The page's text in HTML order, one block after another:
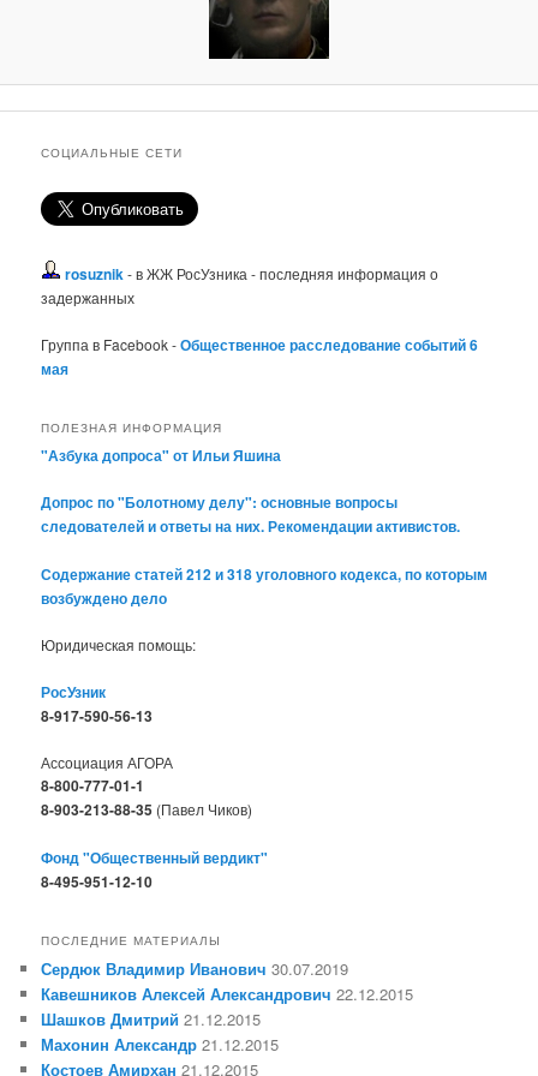
СОЦИАЛЬНЫЕ СЕТИ
rosuznik- в ЖЖ РосУзника - последняя информация о
задержанных
Группа в Facebook -Общественное расследование событий 6
мая
ПОЛЕЗНАЯ ИНФОРМАЦИЯ
"Азбука допроса" от Ильи Яшина
Допрос по "Болотному делу": основные вопросы
следователей и ответы на них. Рекомендации активистов.
Содержание статей 212 и 318 уголовного кодекса, по которым
возбуждено дело
Юридическая помощь:
РосУзник
8-917-590-56-13
Ассоциация АГОРА
8-800-777-01-1
8-903-213-88-35 (Павел Чиков)
Фонд "Общественный вердикт"
8-495-951-12-10
ПОСЛЕДНИЕ МАТЕРИАЛЫ
Сердюк Владимир Иванович 30.07.2019
Кавешников Алексей Александрович 22.12.2015
Шашков Дмитрий 21.12.2015
Махонин Александр 21.12.2015
Костоев Амирхан 21.12.2015